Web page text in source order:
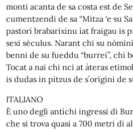
monti acanta de sa costa est de
cumentzendi de sa “Mitza ‘e su
pastori brabarixinu iat fraigau is
sexi sèculus. Narant chi su
benni de su fueddu “burrei”, chi
Tocat a nai chi nci at àteras
is dudas in pitzus de s’orìgini de
ITALIANO
È uno degli antichi ingressi di
che si trova quasi a 700 metri di